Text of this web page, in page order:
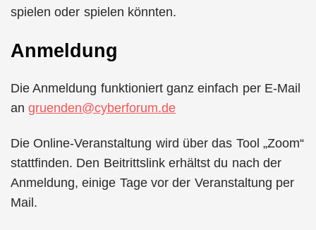
spielen oder spielen könnten.
Anmeldung
Die Anmeldung funktioniert ganz einfach per E-Mail
angruenden@cyberforum.de
Die Online-Veranstaltung wird über das Tool „Zoom“
stattfinden. Den Beitrittslink erhältst du nach der
Anmeldung, einige Tage vor der Veranstaltung per
Mail.